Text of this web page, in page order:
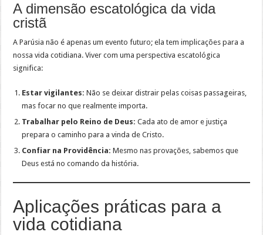
A dimensão escatológica da vida
cristã
A Parúsia não é apenas um evento futuro; ela tem implicações para a
nossa vida cotidiana. Viver com uma perspectiva escatológica
significa:
Estar vigilantes: Não se deixar distrair pelas coisas passageiras,
mas focar no que realmente importa.
Trabalhar pelo Reino de Deus: Cada ato de amor e justiça
prepara o caminho para a vinda de Cristo.
Confiar na Providência: Mesmo nas provações, sabemos que
Deus está no comando da história.
Aplicações práticas para a
vida cotidiana